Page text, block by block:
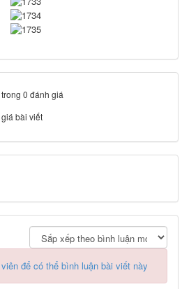
0 đánh giá
bài viết
để có thể bình luận bài viết này